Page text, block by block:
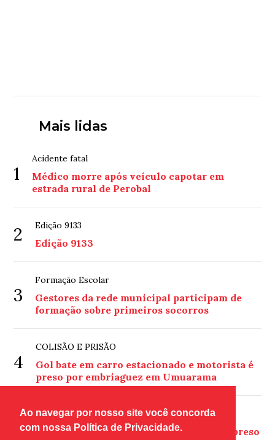
Ao navegar por nosso site você concorda
com nossa Política de Privacidade.
Mais lidas
1
Acidente fatal
Médico morre após veículo capotar em
estrada rural de Perobal
2 Edição 9133
Edição 9133
3
Formação Escolar
Gestores da rede municipal participam de
formação sobre primeiros socorros
4
COLISÃO E PRISÃO
Gol bate em carro estacionado e motorista é
preso por embriaguez em Umuarama
5
PRISÃO EM UMUARAMA
Condenado por estupro de vulnerável é preso